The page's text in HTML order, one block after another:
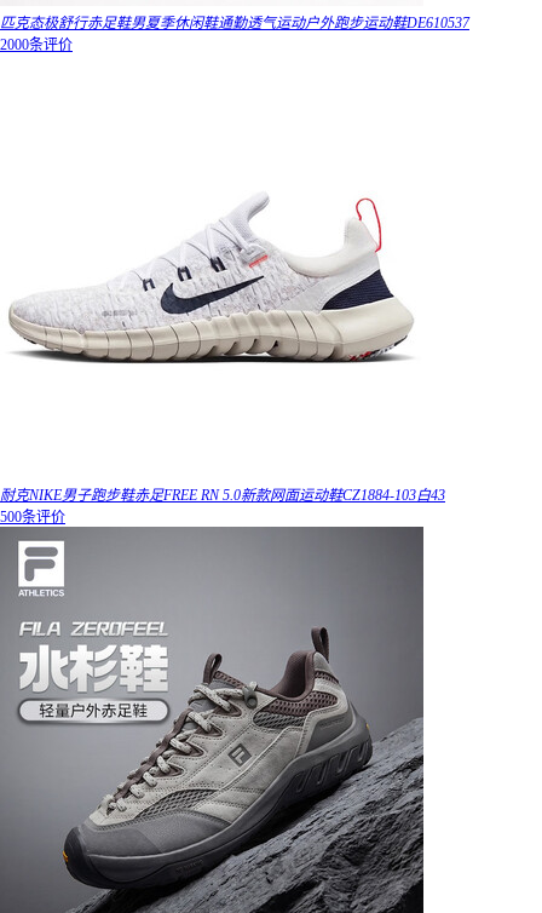
匹克态极舒行赤足鞋男夏季休闲鞋通勤透气运动户外跑步运动鞋DE610537
2000条评价
耐克NIKE男子跑步鞋赤足FREE RN 5.0新款网面运动鞋CZ1884-103白43
500条评价